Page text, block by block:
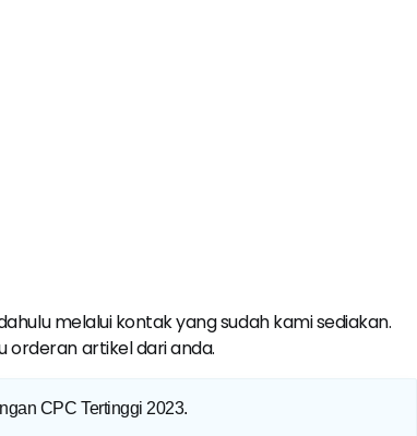
melalui kontak yang sudah kami sediakan.
orderan artikel dari anda.
CPC Tertinggi 2023.